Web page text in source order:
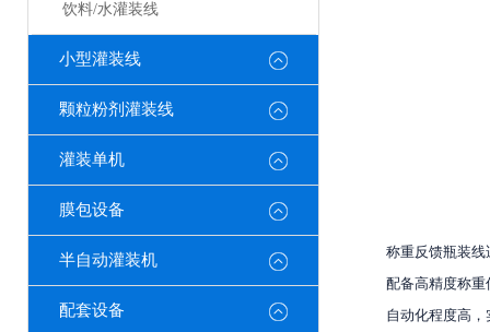
饮料/水灌装线
小型灌装线
颗粒粉剂灌装线
灌装单机
膜包设备
半自动灌装机
配套设备
称重反馈瓶装线
配备高精度称重
自动化程度高